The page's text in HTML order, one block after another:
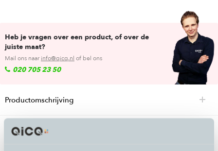
Heb je vragen over een product, of over de
juiste maat?
Mail ons naar info@qicq.nl of bel ons
020 705 23 50
Productomschrijving
Passende accessoires bij de Dynamic